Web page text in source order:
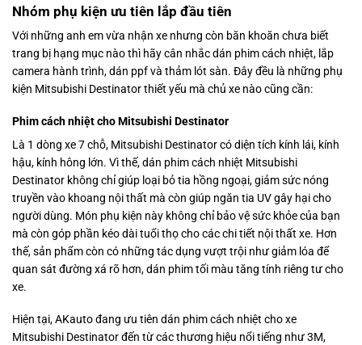
Nhóm phụ kiện ưu tiên lắp đầu tiên
Với những anh em vừa nhận xe nhưng còn băn khoăn chưa biết
trang bị hạng mục nào thì hãy cân nhắc dán phim cách nhiệt, lắp
camera hành trình, dán ppf và thảm lót sàn. Đây đều là những phụ
kiện Mitsubishi Destinator thiết yếu mà chủ xe nào cũng cần:
Phim cách nhiệt cho Mitsubishi Destinator
Là 1 dòng xe 7 chỗ, Mitsubishi Destinator có diện tích kính lái, kính
hậu, kính hông lớn. Vì thế, dán phim cách nhiệt Mitsubishi
Destinator không chỉ giúp loại bỏ tia hồng ngoại, giảm sức nóng
truyền vào khoang nội thất mà còn giúp ngăn tia UV gây hại cho
người dùng. Món phụ kiện này không chỉ bảo vệ sức khỏe của bạn
mà còn góp phần kéo dài tuổi thọ cho các chi tiết nội thất xe. Hơn
thế, sản phẩm còn có những tác dụng vượt trội như giảm lóa để
quan sát đường xá rõ hơn, dán phim tối màu tăng tính riêng tư cho
xe.
Hiện tại, AKauto đang ưu tiên dán phim cách nhiệt cho xe
Mitsubishi Destinator đến từ các thương hiệu nổi tiếng như 3M,